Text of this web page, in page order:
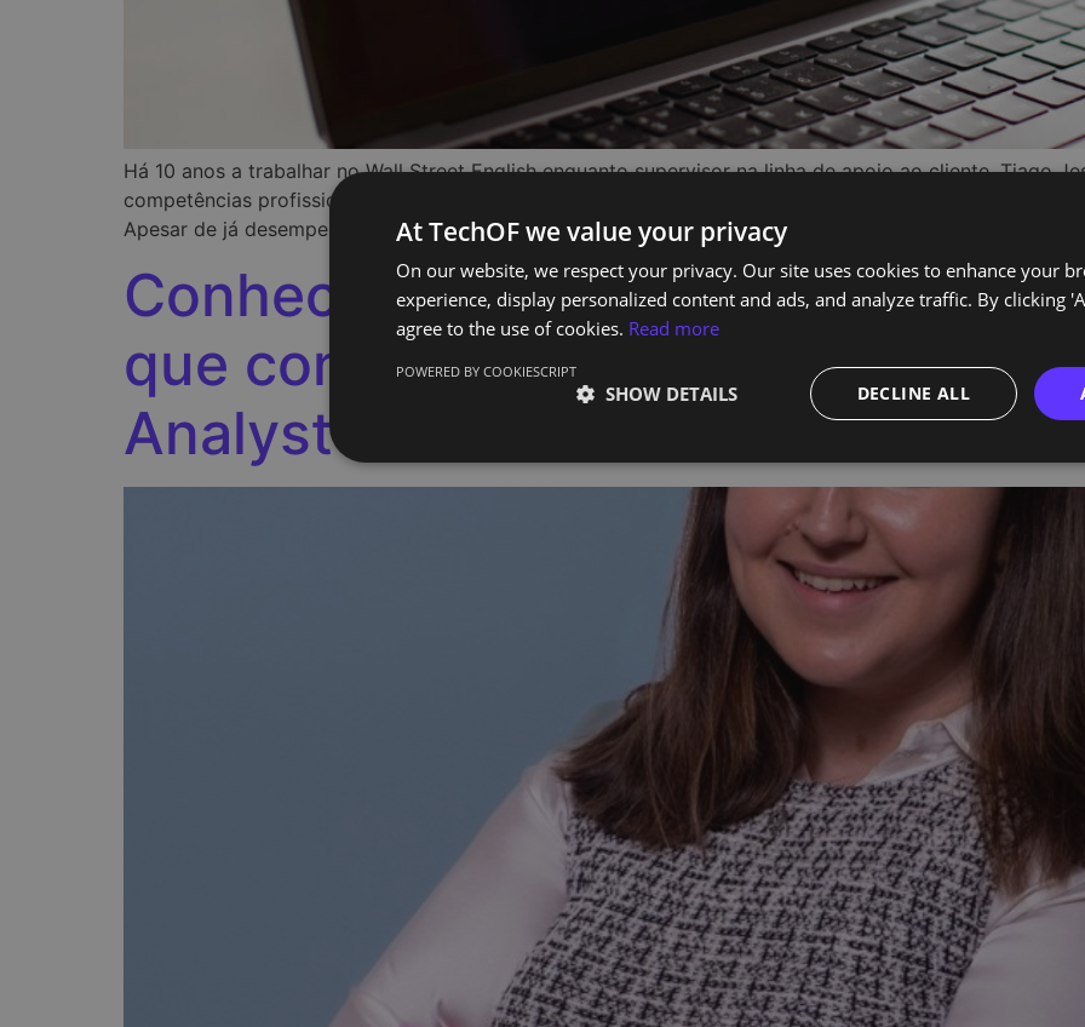
Há 10 anos a trabalhar no Wall Street English enquanto supervisor na linha de apoio ao cliente, Tiago
competências profissionais para desempenhar a sua função e encontrou no curso de Data Analyst da
Apesar de já desempenhar tarefas relacionadas com a […]
Conhece Beatriz Duarte, uma das
que conduz ao sucesso as turmas
Analyst
At TechOF we value your privacy
On our website, we respect your privacy. Our site uses cookies to enhance your
experience, display personalized content and ads, and analyze traffic. By clicking
agree to the use of cookies. Read more
DECLINE ALL
SHOW DETAILS
POWERED BY COOKIESCRIPT